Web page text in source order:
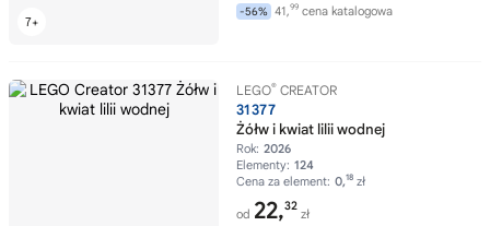
-56% 41,99 cena katalogowa
LEGO® CREATOR
31377
Żółw i kwiat lilii wodnej
Rok: 2026
Elementy: 124
Cena za element: 0,18 zł
od 22,32
zł